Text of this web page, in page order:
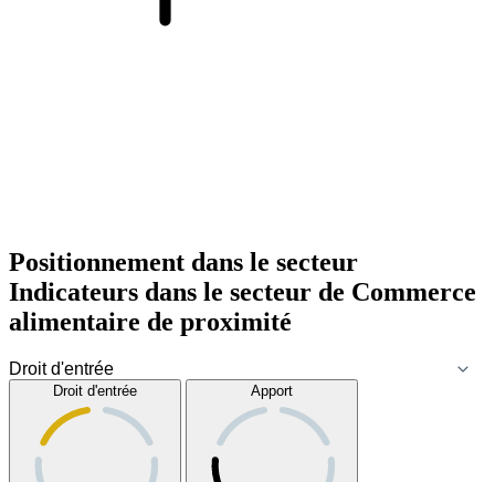
Positionnement dans le secteur
Indicateurs dans le secteur de Commerce
alimentaire de proximité
Droit d'entrée Apport